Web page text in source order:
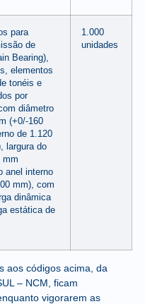
para
de
Bearing),
elementos
tonéis e
por
diâmetro
(+0/-160
de 1.120
largura do
mm
anel interno
mm), com
dinâmica
estática de
1.000
unidades
aos códigos acima, da
– NCM, ficam
vigorarem as